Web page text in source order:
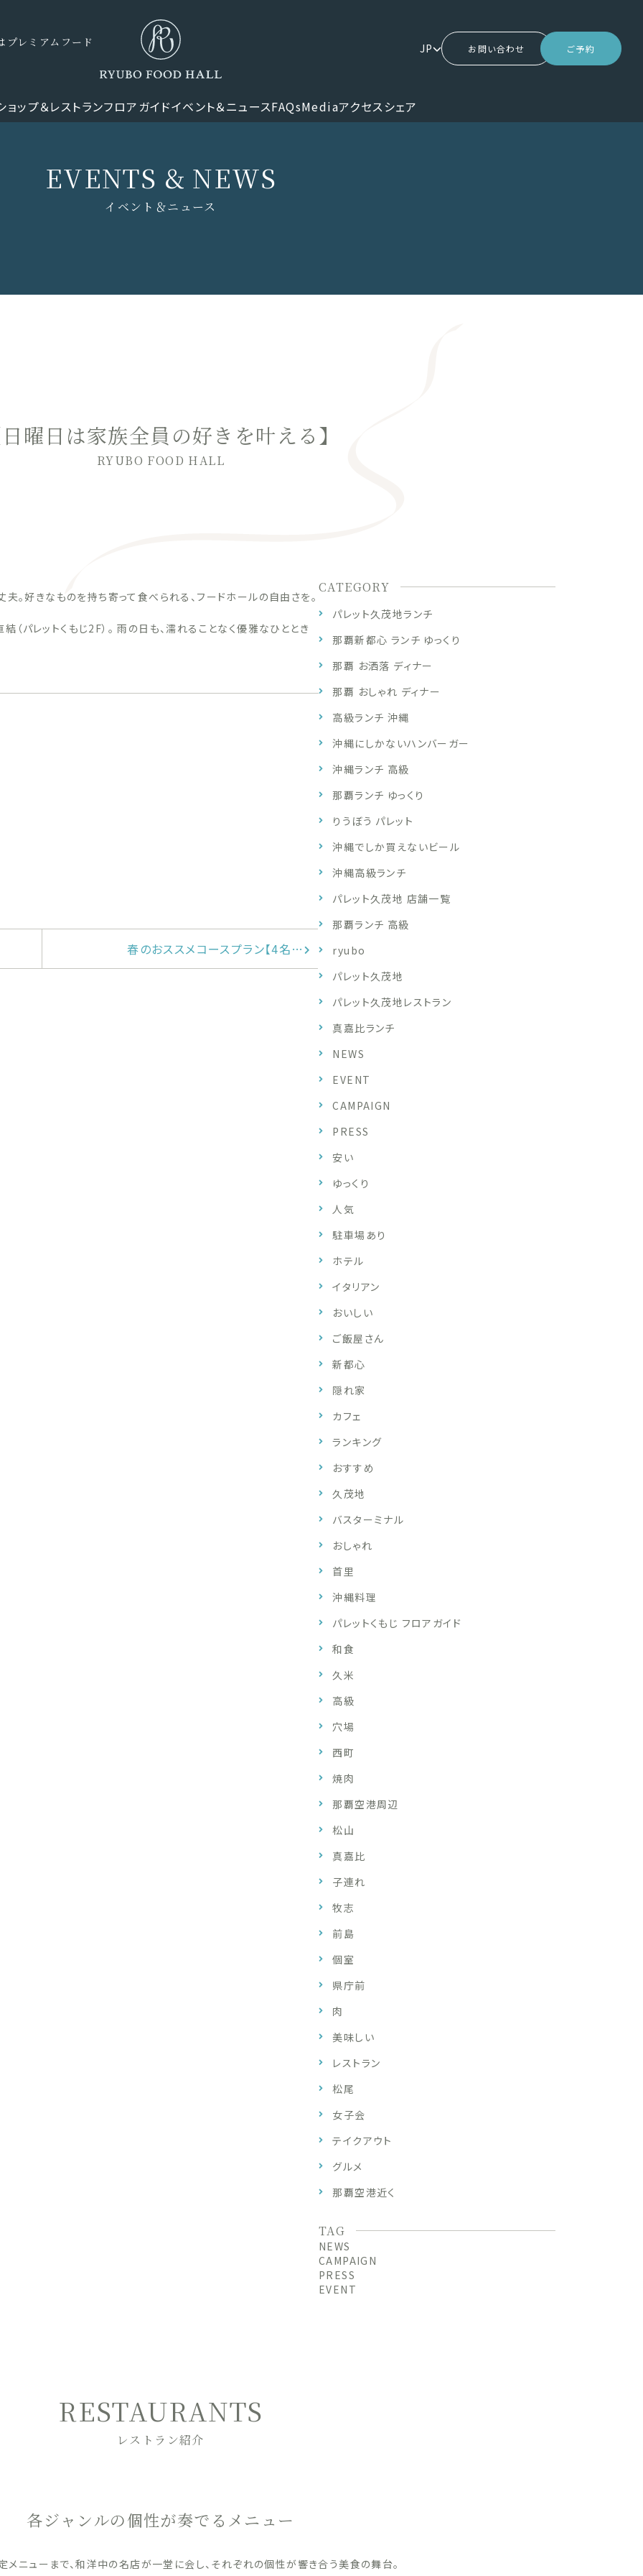
レミアムフード JP お問い合わせ ご予約
ョップ＆レストランフロアガイドイベント＆ニュースFAQsMediaアクセス シェア
EVENTS & NEWS
イベント＆ニュース
曜日は家族全員の好きを叶える】
RYUBO FOOD HALL
。好きなものを持ち寄って食べられる、フードホールの自由さを。
レットくもじ2F）。 雨の日も、濡れることなく優雅なひととき
春のおススメコースプラン【4名…
CATEGORY
パレット久茂地ランチ
那覇新都心 ランチ ゆっくり
那覇 お洒落 ディナー
那覇 おしゃれ ディナー
高級ランチ 沖縄
沖縄にしかないハンバーガー
沖縄ランチ 高級
那覇ランチ ゆっくり
りうぼう パレット
沖縄でしか買えないビール
沖縄高級ランチ
パレット久茂地 店舗一覧
那覇ランチ 高級
ryubo
パレット久茂地
パレット久茂地レストラン
真嘉比ランチ
NEWS
EVENT
CAMPAIGN
PRESS
安い
ゆっくり
人気
駐車場あり
ホテル
イタリアン
おいしい
ご飯屋さん
新都心
隠れ家
カフェ
ランキング
おすすめ
久茂地
バスターミナル
おしゃれ
首里
沖縄料理
パレットくもじ フロアガイド
和食
久米
高級
穴場
西町
焼肉
那覇空港周辺
松山
真嘉比
子連れ
牧志
前島
個室
県庁前
肉
美味しい
レストラン
松尾
女子会
テイクアウト
グルメ
那覇空港近く
TAG
NEWS
CAMPAIGN
PRESS
EVENT
RESTAURANTS
レストラン紹介
各ジャンルの個性が奏でるメニュー
メニューまで、和洋中の名店が一堂に会し、それぞれの個性が響き合う美食の舞台。